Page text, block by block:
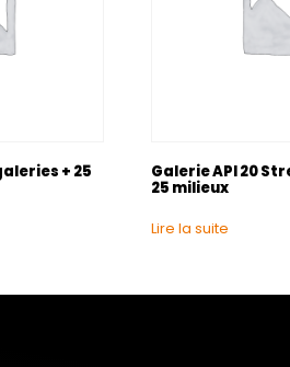
+ 25 Galerie API 20
25 milieux
Lire la suite